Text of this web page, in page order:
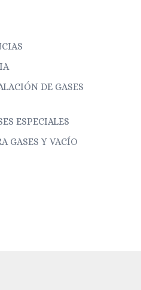
DE GASES
ESPECIALES
GASES Y VACÍO